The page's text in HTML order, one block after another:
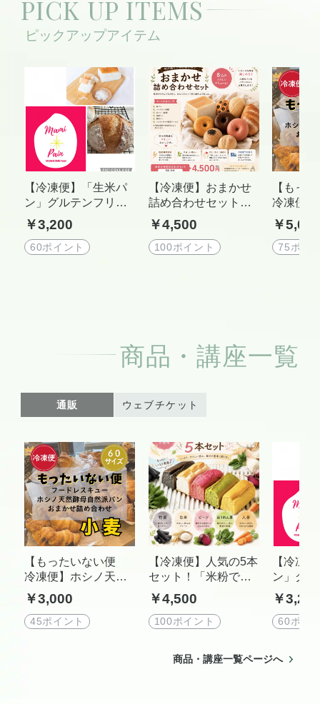
PICK UP ITEMS
【冷凍便】「生米パ
ン」グルテンフリ
ー・プラントベー
ス ふわふわもちも
ち食感の生米パンセ
￥3,200
60ポイント
【冷凍便】おまかせ
詰め合わせセット
「米粉ではなく生の
お米から作る生米パ
ン」グルテンフリ
週水曜日発送。 MA
MI KOME PAIN 東
￥4,500
100ポイント
【もっ
冷凍便
酵母自
サイズ
パン詰
￥
75ポイ
商品・講座一覧
通販 ウェブチケット
【もったいない便
冷凍便】ホシノ天然
酵母自然派パン60サ
イズ こだわりのパ
ン詰め合わせセッ
￥3,000
45ポイント
【冷凍便】人気の5本
セット！「米粉では
なく生のお米から作
る生米パン」グルテ
ンフリー・プラント
ちもち食感の生米パ
ンセット（小麦・
￥4,500
100ポイント
【冷凍
ン」グ
ー・プ
ス ふわ
ち食感
ンセッ
￥
60ポイ
商品・講座一覧ページへ